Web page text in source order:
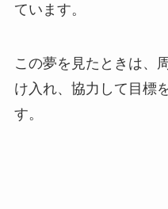
ています。
この夢を見たときは、
け入れ、協力して目標
す。